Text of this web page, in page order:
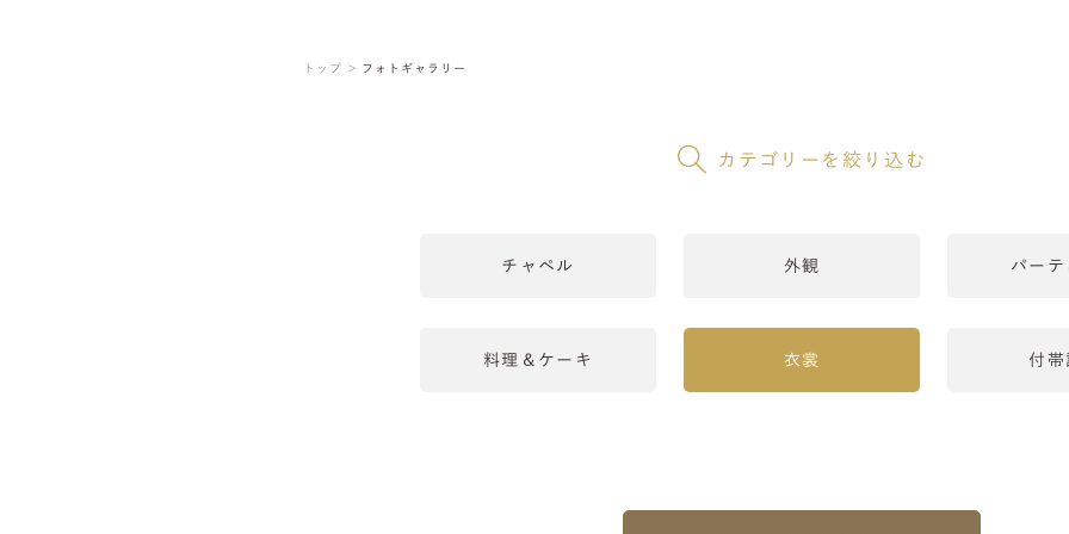
トップ ＞ フォトギャラリー
カテゴリーを絞り込む
チャペル 外観 パー
料理＆ケーキ 衣裳 付帯